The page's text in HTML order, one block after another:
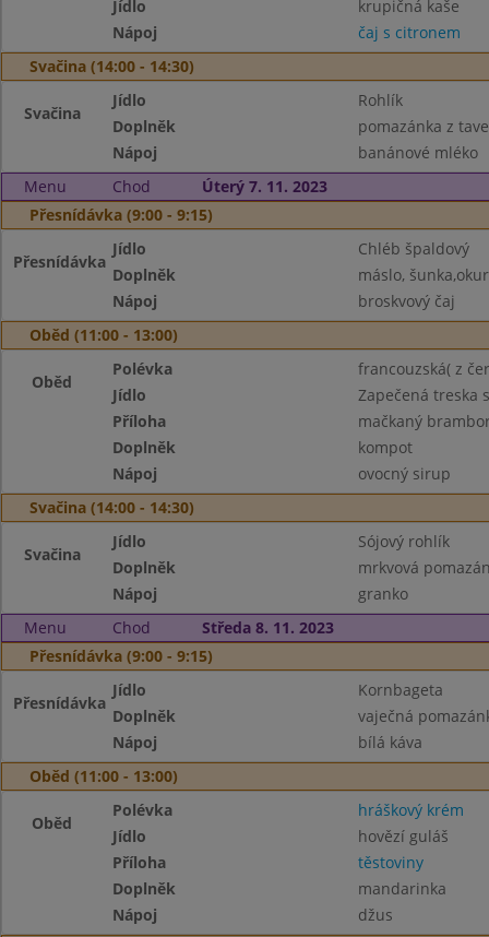
Jídlo
krupičná kaše
Nápoj
čaj s citronem
Svačina (14:00 - 14:30)
Svačina
Jídlo
Rohlík
Doplněk
pomazánka z
Nápoj
banánové mléko
Menu
Chod
Úterý 7. 11. 2023
Přesnídávka (9:00 - 9:15)
Přesnídávka
Jídlo
Chléb špaldový
Doplněk
máslo,
Nápoj
broskvový čaj
Oběd (11:00 - 13:00)
Oběd
Polévka
francouzská( z
Jídlo
Zapečená treska
Příloha
mačkaný
Doplněk
kompot
Nápoj
ovocný sirup
Svačina (14:00 - 14:30)
Svačina
Jídlo
Sójový rohlík
Doplněk
mrkvová
Nápoj
granko
Menu
Chod
Středa 8. 11. 2023
Přesnídávka (9:00 - 9:15)
Přesnídávka
Jídlo
Kornbageta
Doplněk
vaječná
Nápoj
bílá káva
Oběd (11:00 - 13:00)
Oběd
Polévka
hráškový krém
Jídlo
hovězí guláš
Příloha
těstoviny
Doplněk
mandarinka
Nápoj
džus